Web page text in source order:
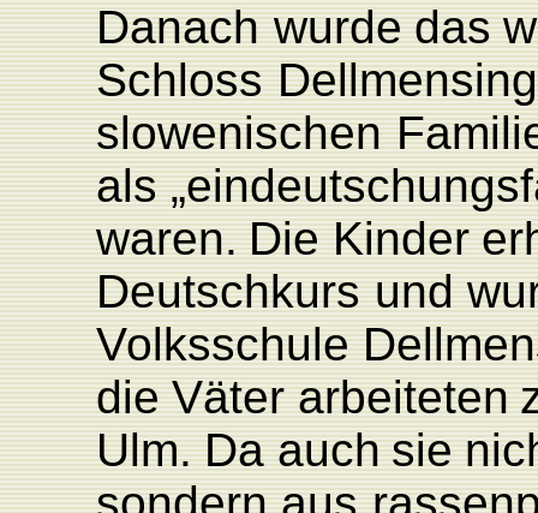
Danach wurde das
Schloss
slowenischen F
als
waren. Die Kinder
Deutschkurs und
Volksschule
die Väter arbeiteten
Ulm. Da auch sie